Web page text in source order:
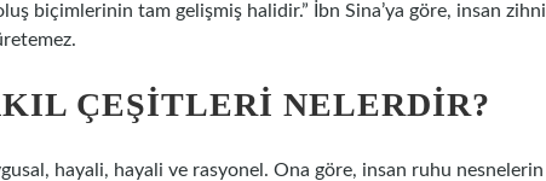
biçimlerinin tam gelişmiş halidir.” İbn Sina’ya göre, insan zihni
ÇEŞITLERI NELERDIR?
hayali, hayali ve rasyonel. Ona göre, insan ruhu nesnelerin